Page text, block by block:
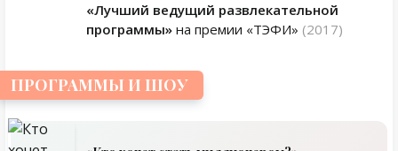
«Лучший ведущий развлекательной
программы» на премии «ТЭФИ» (2017)
ПРОГРАММЫ И ШОУ